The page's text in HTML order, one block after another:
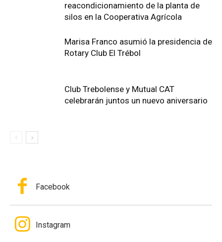
reacondicionamiento de la planta de
silos en la Cooperativa Agrícola
Marisa Franco asumió la presidencia de
Rotary Club El Trébol
Club Trebolense y Mutual CAT
celebrarán juntos un nuevo aniversario
Facebook
Instagram